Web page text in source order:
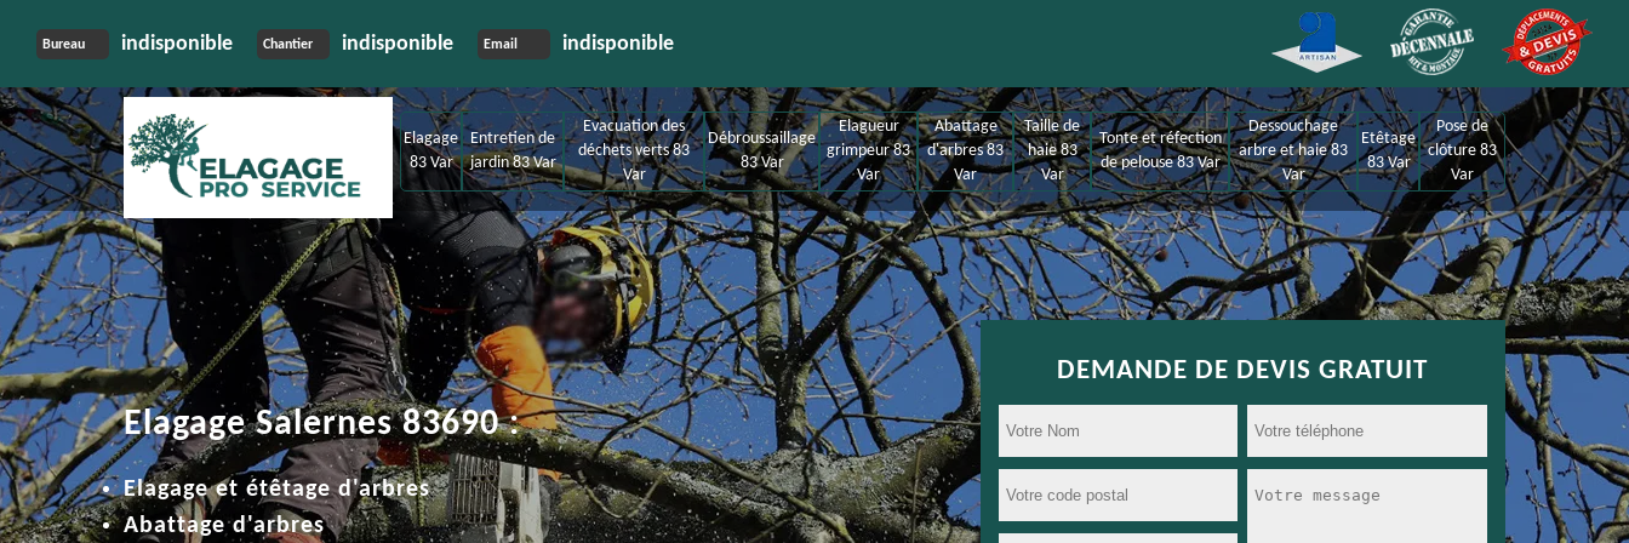
Bureau indisponible Chantier indisponible Email indisponible
Elagage
83 Var
Entretien de
jardin 83 Var
Evacuation des
déchets verts 83
Var
Débroussaillage
83 Var
Elagueur
grimpeur 83
Var
Abattage
d'arbres 83
Var
Taille de
haie 83
Var
Tonte et réfection
de pelouse 83 Var
Dessouchage
arbre et haie 83
Var
Etêtage
83 Var
Pose de
clôture 83
Var
DEMANDE DE DEVIS GRATUIT
Elagage Salernes 83690 :
Elagage et étêtage d'arbres
Abattage d'arbres